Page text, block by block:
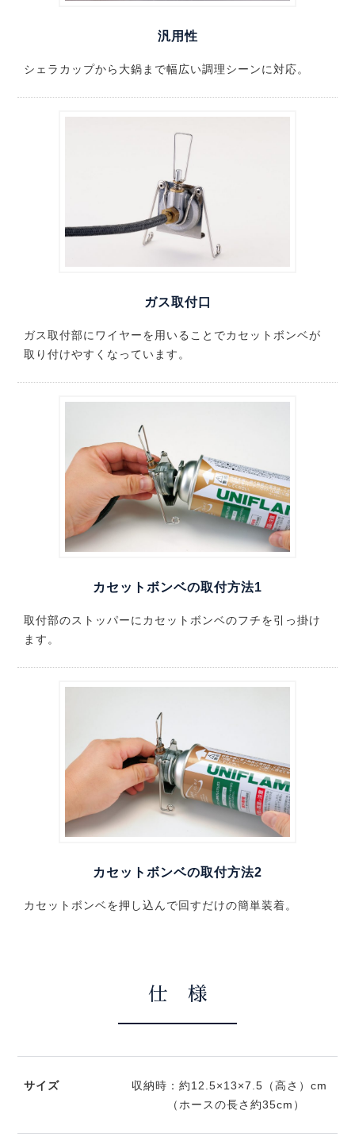
汎用性
シェラカップから大鍋まで幅広い調理シーンに対応。
ガス取付口
ガス取付部にワイヤーを用いることでカセットボンベが
取り付けやすくなっています。
カセットボンベの取付方法1
取付部のストッパーにカセットボンベのフチを引っ掛け
ます。
カセットボンベの取付方法2
カセットボンベを押し込んで回すだけの簡単装着。
仕 様
サイズ
収納時：約12.5×13×7.5（高さ）cm
（ホースの長さ約35cm）